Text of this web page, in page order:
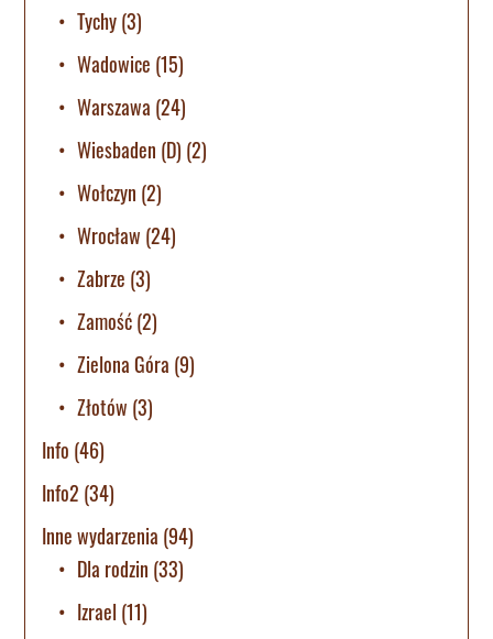
Tychy(3)
Wadowice (15)
Warszawa (24)
Wiesbaden (D) (2)
Wołczyn (2)
Wrocław (24)
Zabrze (3)
Zamość(2)
Zielona Góra (9)
Złotów (3)
Info (46)
Info2 (34)
Inne wydarzenia (94)
Dla rodzin (33)
Izrael (11)